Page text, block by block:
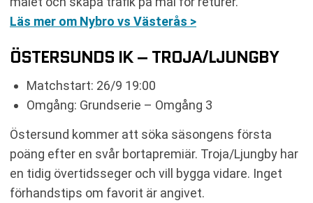
Läs mer om Nybro vs Västerås >
ÖSTERSUNDS IK – TROJA/LJUNGBY
Matchstart: 26/9 19:00
Omgång: Grundserie – Omgång 3
Östersund kommer att söka säsongens första
poäng efter en svår bortapremiär. Troja/Ljungby har
en tidig övertidsseger och vill bygga vidare. Inget
förhandstips om favorit är angivet.